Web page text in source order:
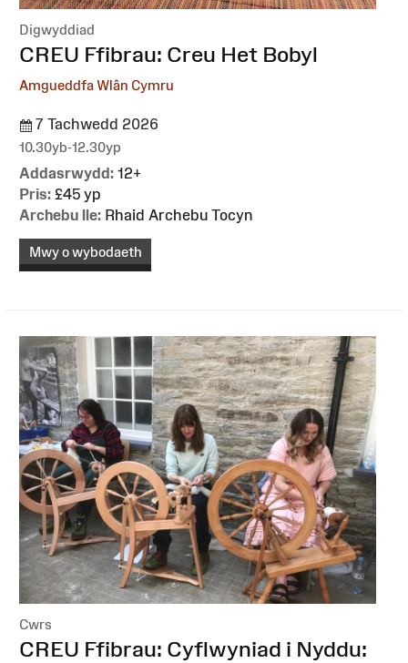
Digwyddiad
:CREU Ffibrau: Creu Het Bobyl
Amgueddfa Wlân Cymru
7 Tachwedd 2026
10.30yb-12.30yp
Addasrwydd: 12+
Pris: £45 yp
Archebu lle: Rhaid Archebu Tocyn
Mwy o wybodaeth
Cwrs
:CREU Ffibrau: Cyflwyniad i Nyddu: